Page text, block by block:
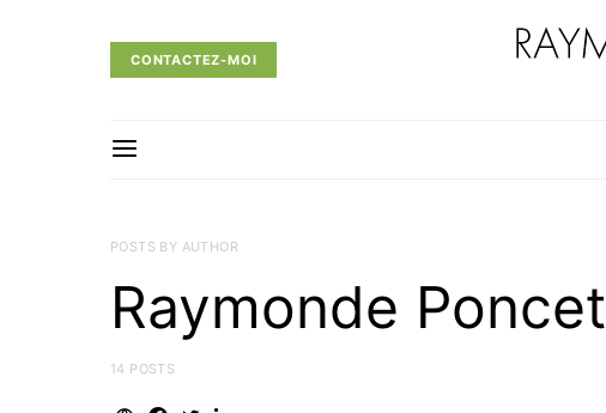
CONTACTEZ-MOI
POSTS BY AUTHOR
Raymonde Poncet
14 POSTS